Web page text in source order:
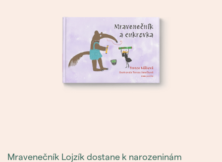
Mravenečník Lojzík dostane k narozeninám